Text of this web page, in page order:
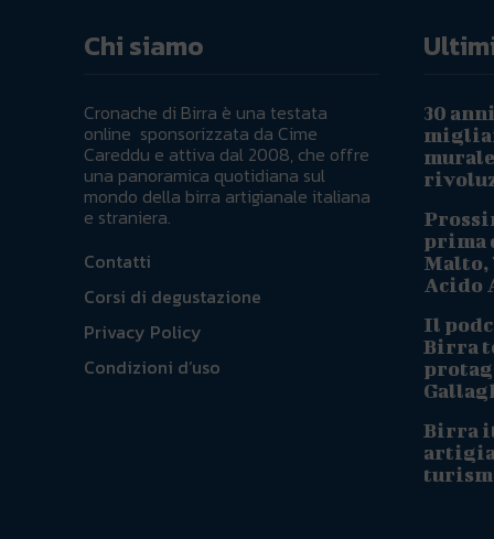
Chi siamo
Cronache di Birra è una testata
online sponsorizzata da Cime
Careddu e attiva dal 2008, che offre
una panoramica quotidiana sul
mondo della birra artigianale italiana
e straniera.
Contatti
Corsi di degustazione
Privacy Policy
Condizioni d’uso
30
prima
Acido
Il
Birra
Birra